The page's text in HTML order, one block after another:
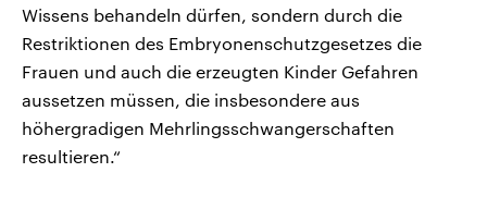
Wissens behandeln dürfen, sondern durch die
Restriktionen des Embryonenschutzgesetzes die
Frauen und auch die erzeugten Kinder Gefahren
aussetzen müssen, die insbesondere aus
höhergradigen Mehrlingsschwangerschaften
resultieren.“